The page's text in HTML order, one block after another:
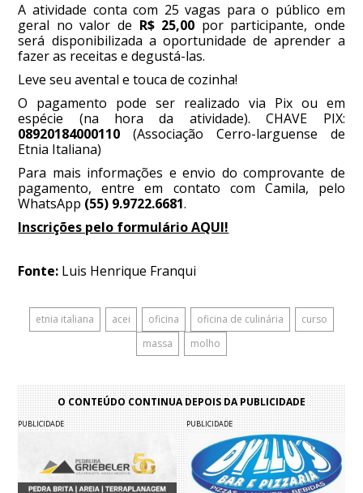
A atividade conta com 25 vagas para o público em
geral no valor de R$ 25,00 por participante, onde
será disponibilizada a oportunidade de aprender a
fazer as receitas e degustá-las.
Leve seu avental e touca de cozinha!
O pagamento pode ser realizado via Pix ou em
espécie (na hora da atividade). CHAVE PIX:
08920184000110 (Associação Cerro-larguense de
Etnia Italiana)
Para mais informações e envio do comprovante de
pagamento, entre em contato com Camila, pelo
WhatsApp (55) 9.9722.6681.
Inscrições pelo formulário AQUI!
Fonte: Luis Henrique Franqui
etnia italiana acei oficina oficina de culinária
curso
massa
molho
O CONTEÚDO CONTINUA DEPOIS DA PUBLICIDADE
PUBLICIDADE PUBLICIDADE